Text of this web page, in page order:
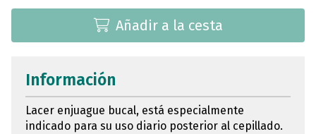
Añadir a la cesta
Información
Lacer enjuague bucal, está especialmente
indicado para su uso diario posterior al cepillado.